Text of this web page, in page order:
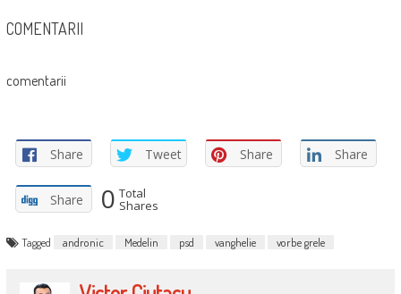
COMENTARII
comentarii
Share Tweet Share Share
Share 0 Total
Shares
Tagged andronic Medelin psd vanghelie vorbe grele